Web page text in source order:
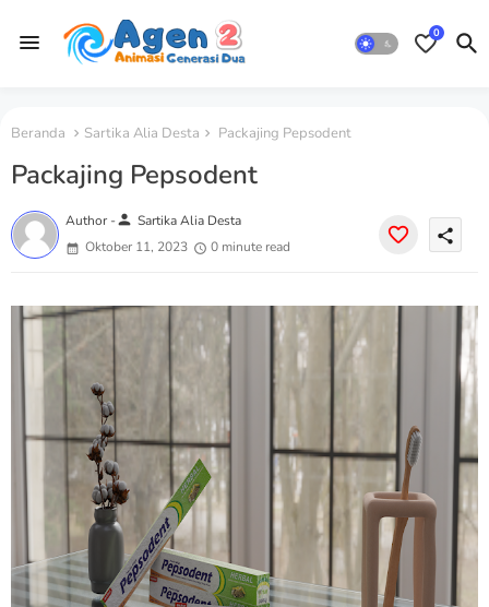
0
Beranda Sartika Alia Desta Packajing Pepsodent
Packajing Pepsodent
Author -person Sartika Alia Desta
Oktober 11, 2023
0 minute read
share